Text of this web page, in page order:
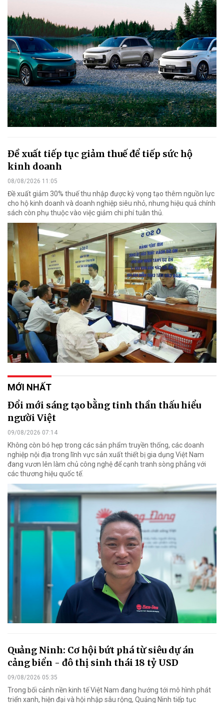
Đề xuất tiếp tục giảm thuế để tiếp sức hộ
kinh doanh
08/08/2026 11:05
Đề xuất giảm 30% thuế thu nhập được kỳ vọng tạo thêm nguồn lực
cho hộ kinh doanh và doanh nghiệp siêu nhỏ, nhưng hiệu quả chính
sách còn phụ thuộc vào việc giảm chi phí tuân thủ.
MỚI NHẤT
Đổi mới sáng tạo bằng tinh thần thấu hiểu
người Việt
09/08/2026 07:14
Không còn bó hẹp trong các sản phẩm truyền thống, các doanh
nghiệp nội địa trong lĩnh vực sản xuất thiết bị gia dụng Việt Nam
đang vươn lên làm chủ công nghệ để cạnh tranh sòng phẳng với
các thương hiệu quốc tế.
Quảng Ninh: Cơ hội bứt phá từ siêu dự án
cảng biển - đô thị sinh thái 18 tỷ USD
09/08/2026 05:35
Trong bối cảnh nền kinh tế Việt Nam đang hướng tới mô hình phát
triển xanh, hiện đại và hội nhập sâu rộng, Quảng Ninh tiếp tục